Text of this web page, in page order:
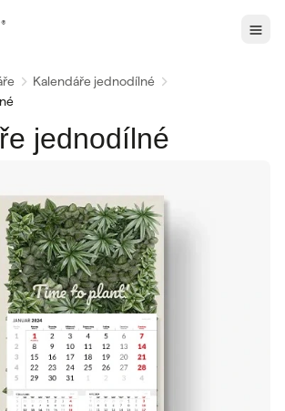
Kalendáře jednodílné
jednodílné